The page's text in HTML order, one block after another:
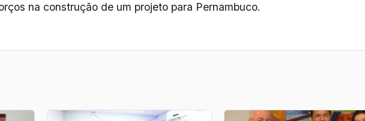
na construção de um projeto para Pernambuco.